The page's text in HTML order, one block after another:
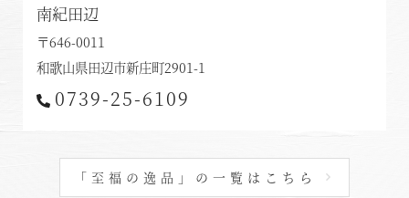
南紀田辺
〒646-0011
和歌山県田辺市新庄町2901-1
0739-25-6109
「至福の逸品」の一覧はこちら